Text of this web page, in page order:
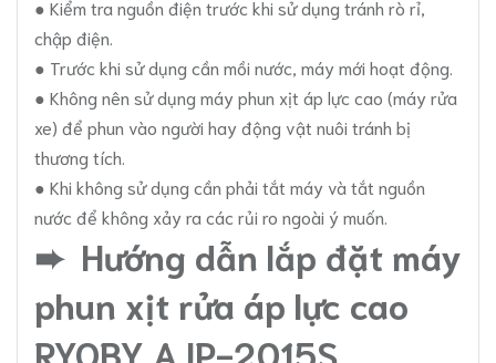
● Kiểm tra nguồn điện trước khi sử dụng tránh rò rỉ,
chập điện.
● Trước khi sử dụng cần mồi nước, máy mới hoạt động.
● Không nên sử dụng máy phun xịt áp lực cao (máy rửa
xe) để phun vào người hay động vật nuôi tránh bị
thương tích.
● Khi không sử dụng cần phải tắt máy và tắt nguồn
nước để không xảy ra các rủi ro ngoài ý muốn.
➨ Hướng dẫn lắp đặt máy
phun xịt rửa áp lực cao
RYOBY AJP-2015S